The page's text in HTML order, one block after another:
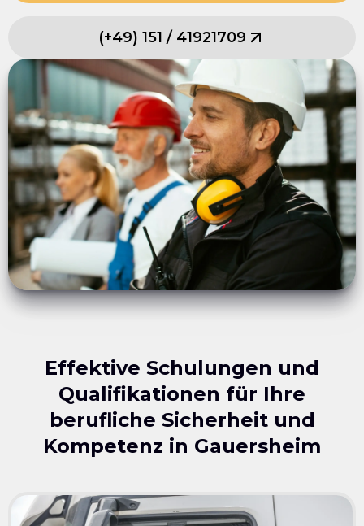
(+49) 151 / 41921709
Effektive Schulungen und
Qualifikationen für Ihre
berufliche Sicherheit und
Kompetenz in Gauersheim